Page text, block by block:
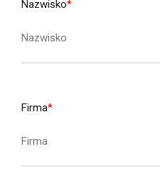
Nazwisko*
Firma*